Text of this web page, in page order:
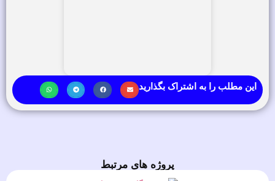
این مطلب را به اشتراک بگذارید
پروژه های مرتبط